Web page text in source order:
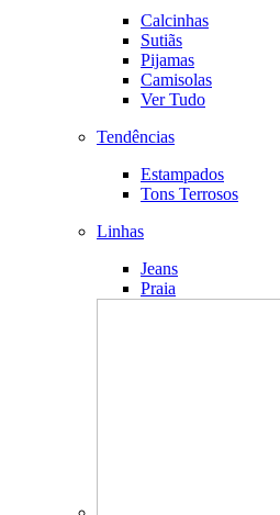
Calcinhas
Sutiãs
Pijamas
Camisolas
Ver Tudo
Tendências
Estampados
Tons Terrosos
Linhas
Jeans
Praia